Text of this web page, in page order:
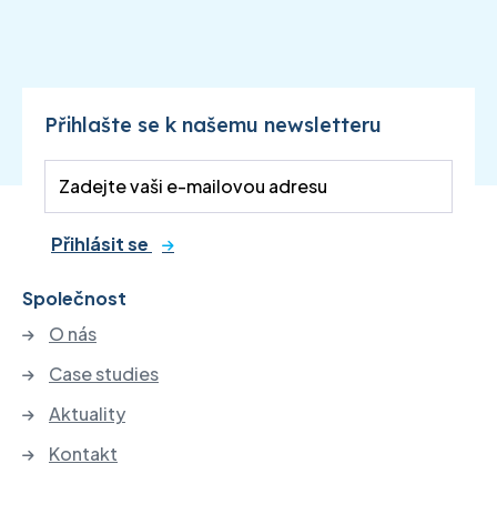
Přihlašte se k našemu newsletteru
Přihlásit se
Společnost
O nás
Case studies
Aktuality
Kontakt